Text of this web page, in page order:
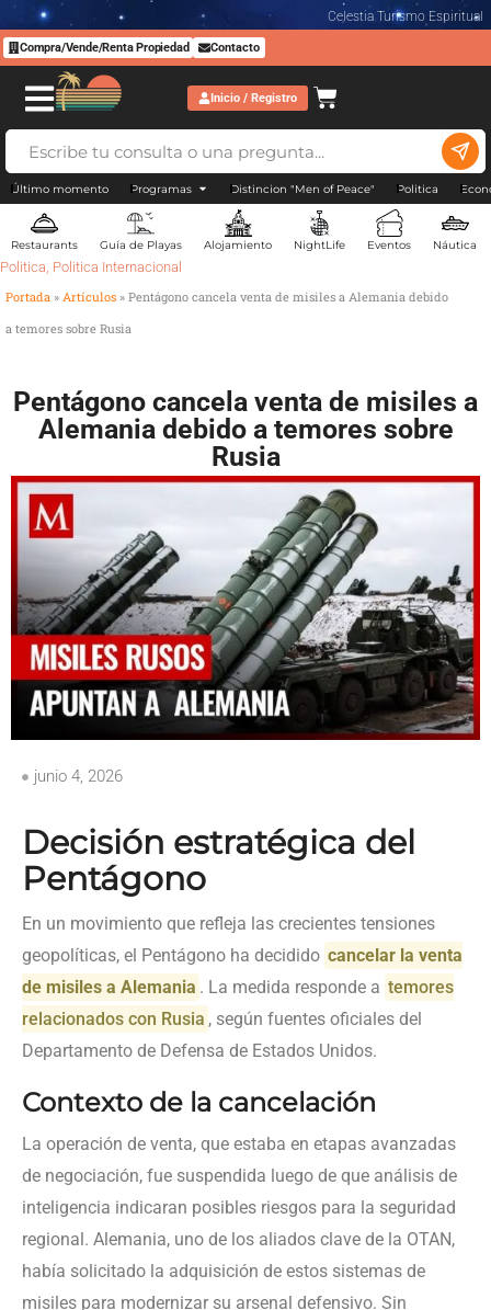
Celestia Turismo Espiritual
Compra/Vende/Renta Propiedad Contacto
Inicio / Registro
Último momento Programas Distincion "Men of Peace" Politica
Restaurants Guía de Playas Alojamiento NightLife Eventos Náutica
Politica, Politica Internacional
Portada » Artículos » Pentágono cancela venta de misiles a Alemania debido
a temores sobre Rusia
Pentágono cancela venta de misiles a
Alemania debido a temores sobre
Rusia
junio 4, 2026
Decisión estratégica del
Pentágono
En un movimiento que refleja las crecientes tensiones
geopolíticas, el Pentágono ha decidido cancelar la venta
de misiles a Alemania . La medida responde a temores
relacionados con Rusia , según fuentes oficiales del
Departamento de Defensa de Estados Unidos.
Contexto de la cancelación
La operación de venta, que estaba en etapas avanzadas
de negociación, fue suspendida luego de que análisis de
inteligencia indicaran posibles riesgos para la seguridad
regional. Alemania, uno de los aliados clave de la OTAN,
había solicitado la adquisición de estos sistemas de
misiles para modernizar su arsenal defensivo. Sin